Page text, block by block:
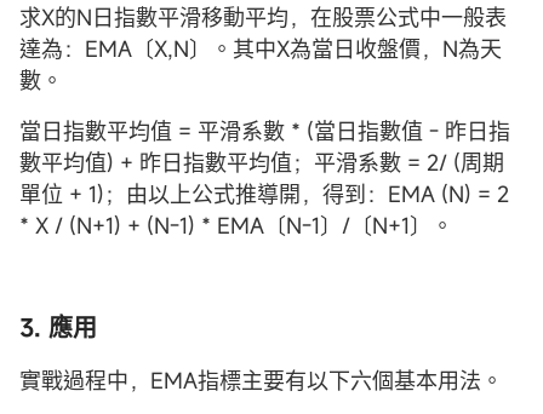
求X的N日指數平滑移動平均，在股票公式中一般表
達為：EMA〔X,N〕。其中X為當日收盤價，N為天
數。
當日指數平均值 = 平滑系數 * (當日指數值 - 昨日指
數平均值) + 昨日指數平均值；平滑系數 = 2/ (周期
單位 + 1)；由以上公式推導開，得到：EMA (N) = 2
* X / (N+1) + (N-1) * EMA〔N-1〕/〔N+1〕。
3. 應用
實戰過程中，EMA指標主要有以下六個基本用法。